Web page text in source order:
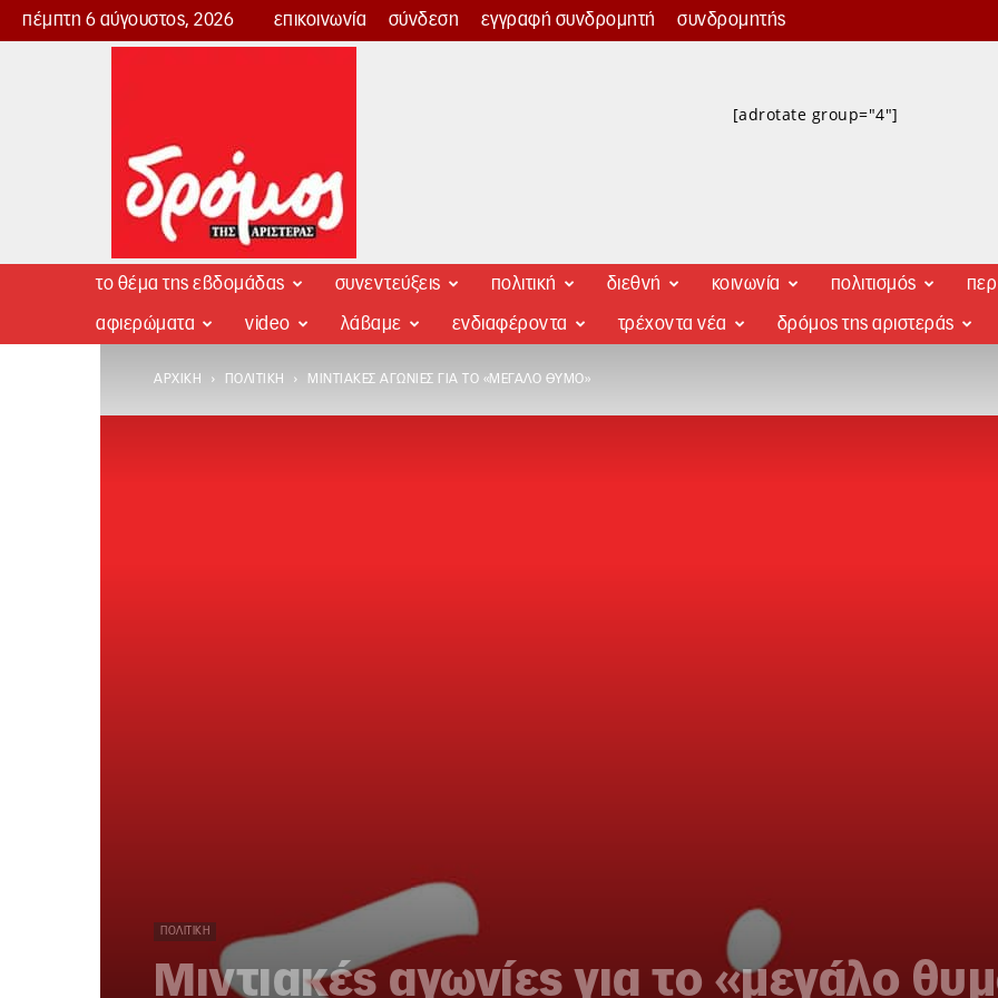
πέμπτη 6 αύγουστος, 2026 επικοινωνία σύνδεση εγγραφή συνδρομητή συνδρομητής
Δρόμος
[adrotate group="4"]
το θέμα της εβδομάδας συνεντεύξεις πολιτική διεθνή κοινωνία πολιτισμός
αφιερώματα video λάβαμε ενδιαφέροντα τρέχοντα νέα δρόμος της αριστεράς
ΑΡΧΙΚΉ ΠΟΛΙΤΙΚΉ ΜΙΝΤΙΑΚΈΣ ΑΓΩΝΊΕΣ ΓΙΑ ΤΟ «ΜΕΓΆΛΟ ΘΥΜΌ»
ΠΟΛΙΤΙΚΉ
Μιντιακές αγωνίες για το «μεγάλο